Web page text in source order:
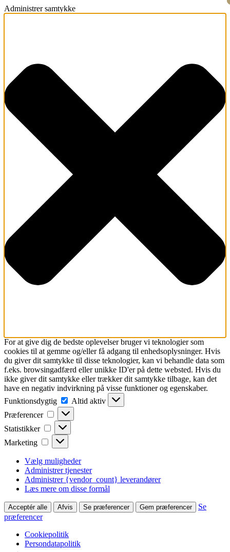
Administrer samtykke
For at give dig de bedste oplevelser bruger vi teknologier som
cookies til at gemme og/eller få adgang til enhedsoplysninger. Hvis
du giver dit samtykke til disse teknologier, kan vi behandle data som
f.eks. browsingadfærd eller unikke ID'er på dette websted. Hvis du
ikke giver dit samtykke eller trækker dit samtykke tilbage, kan det
have en negativ indvirkning på visse funktioner og egenskaber.
Funktionsdygtig
Funktionsdygtig
Altid aktiv
Præferencer
Præferencer
Statistikker Statistikker
Marketing Marketing
Vælg muligheder
Administrer tjenester
Administrer {vendor_count} leverandører
Læs mere om disse formål
Acceptér alle Afvis Se præferencer Gem præferencer
Se
præferencer
Cookiepolitik
Persondatapolitik